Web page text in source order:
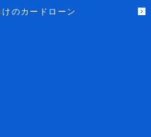
けのカードローン